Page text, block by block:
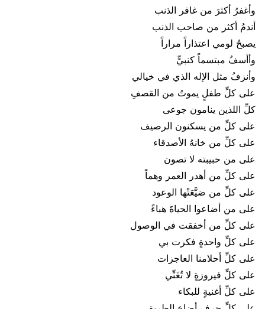
وأغفرُ أكثرَ من غافر الذنب
أندمُ أكثر من صاحب الذنب
يصبحُ لومي اعتذاراً مراراً
وأأسفُ مبتسماً كنبيٍّ
وأنزفُ مثل الإله الذي في خيالي
على كلِّ طفلٍ يموتُ من القصفِ
كلِّ اللذين ينامون جوعى
على كلِّ من يسكنون الرصيف
على كلِّ من خانهُ الأصدقاء
على من حبيبته لا تصون
على كلِّ من أهدر العمر وهماً
على كلِّ من ضيَّعَتْها الوعود
على من أضاعوا الحياةَ هباءً
على كلِّ من أخفقت في الوصول
على كلِّ واحدةٍ فكرت بي
على كلِّ أحلامنا العاجزات
على كلِّ فيروزةٍ لا تُغَنِّي
على كلِّ أغنيةٍ للبكاء